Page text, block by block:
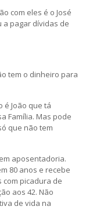
com eles é o José
a pagar dívidas de
tem o dinheiro para
é João que tá
Família. Mas pode
que não tem
aposentadoria.
80 anos e recebe
com picadura de
aos 42. Não
de vida na